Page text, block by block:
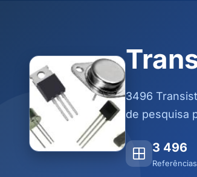
3496
de pesquisa
3 496